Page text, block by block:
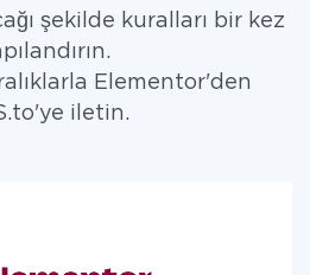
şekilde kuralları bir kez
Elementor'den
iletin.